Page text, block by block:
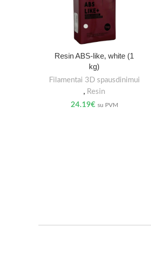
Resin ABS-like, white (1
kg)
Filamentai 3D spausdinimui
, Resin
24.19€ su PVM